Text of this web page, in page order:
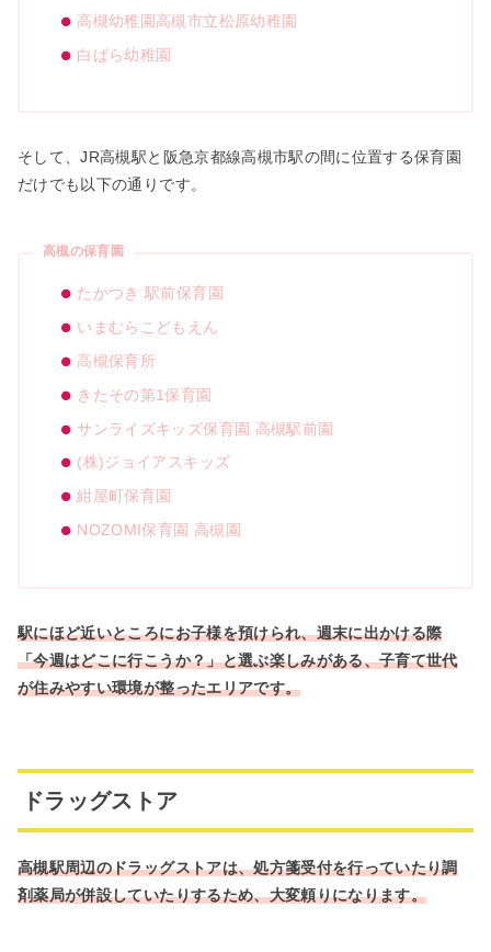
高槻幼稚園高槻市立松原幼稚園
白ばら幼稚園
そして、JR高槻駅と阪急京都線高槻市駅の間に位置する保育園
だけでも以下の通りです。
高槻の保育園
たかつき 駅前保育園
いまむらこどもえん
高槻保育所
きたその第1保育園
サンライズキッズ保育園 高槻駅前園
(株)ジョイアスキッズ
紺屋町保育園
NOZOMI保育園 高槻園
駅にほど近いところにお子様を預けられ、週末に出かける際
「今週はどこに行こうか？」と選ぶ楽しみがある、子育て世代
が住みやすい環境が整ったエリアです。
ドラッグストア
高槻駅周辺のドラッグストアは、処方箋受付を行っていたり調
剤薬局が併設していたりするため、大変頼りになります。